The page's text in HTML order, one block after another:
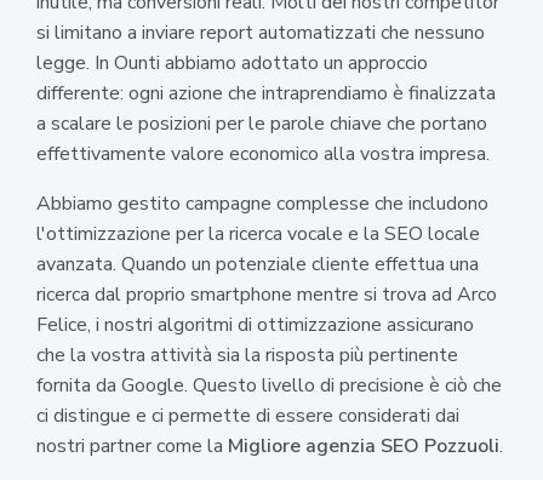
si limitano a inviare report automatizzati che nessuno
legge. In Ounti abbiamo adottato un approccio
differente: ogni azione che intraprendiamo è finalizzata
a scalare le posizioni per le parole chiave che portano
effettivamente valore economico alla vostra impresa.
Abbiamo gestito campagne complesse che includono
l'ottimizzazione per la ricerca vocale e la SEO locale
avanzata. Quando un potenziale cliente effettua una
ricerca dal proprio smartphone mentre si trova ad Arco
Felice, i nostri algoritmi di ottimizzazione assicurano
che la vostra attività sia la risposta più pertinente
fornita da Google. Questo livello di precisione è ciò che
ci distingue e ci permette di essere considerati dai
nostri partner come la Migliore agenzia SEO Pozzuoli.